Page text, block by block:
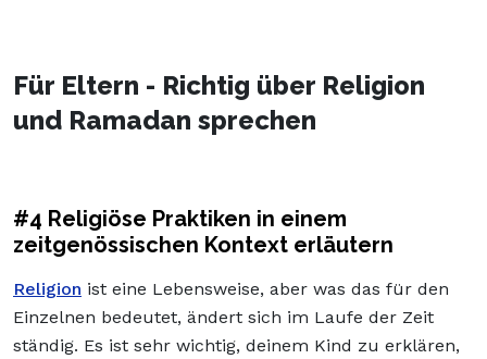
Für Eltern - Richtig über Religion
und Ramadan sprechen
#4 Religiöse Praktiken in einem
zeitgenössischen Kontext erläutern
Religion ist eine Lebensweise, aber was das für den
Einzelnen bedeutet, ändert sich im Laufe der Zeit
ständig. Es ist sehr wichtig, deinem Kind zu erklären,